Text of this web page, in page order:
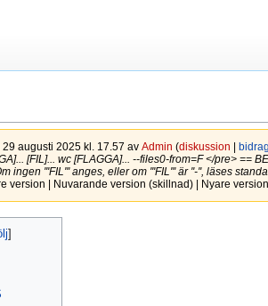
augusti 2025 kl. 17.57 av Admin (diskussion bidrag
[FIL]... wc [FLAGGA]... --files0-from=F </pre> ==
ingen '''FIL''' anges, eller om '''FIL''' är ''-'', läses
version | Nuvarande version (skillnad) | Nyare